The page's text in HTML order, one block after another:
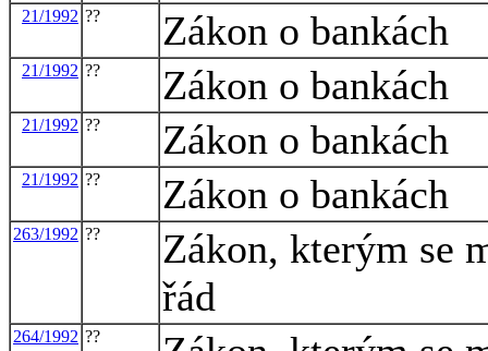
21/1992 ?? Zákon o bankách
21/1992 ?? Zákon o bankách
21/1992 ?? Zákon o bankách
21/1992 ?? Zákon o bankách
263/1992 ??
Zákon, kterým se
řád
264/1992 ??